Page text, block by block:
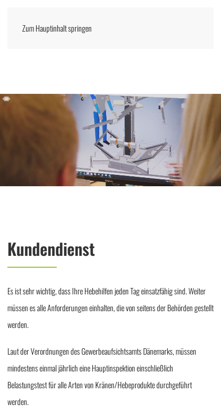
Zum Hauptinhalt springenDEUTSCH
Kundendienst
Es ist sehr wichtig, dass Ihre Hebehilfen jeden Tag einsatzfähig sind. Weiter
müssen es alle Anforderungen einhalten, die von seitens der Behörden gestellt
werden.
Laut der Verordnungen des Gewerbeaufsichtsamts Dänemarks, müssen
mindestens einmal jährlich eine Hauptinspektion einschließlich
Belastungstest für alle Arten von Kränen/Hebeprodukte durchgeführt
werden.